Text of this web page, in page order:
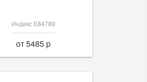
Индекс Е84789
от 5485 p